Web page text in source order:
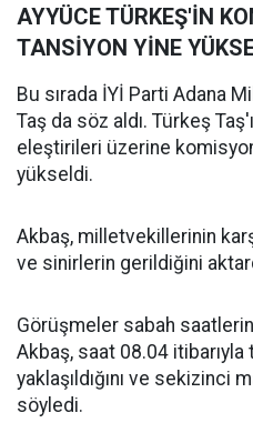
AYYÜCE TÜRKEŞ'İN
TANSİYON YİNE
Bu sırada İYİ Parti Adana
Taş da söz aldı. Türkeş
eleştirileri üzerine
yükseldi.
Akbaş, milletvekillerinin
ve sinirlerin gerildiğini
Görüşmeler sabah
Akbaş, saat 08.04 itibarıyla
yaklaşıldığını ve sekizinci
söyledi.